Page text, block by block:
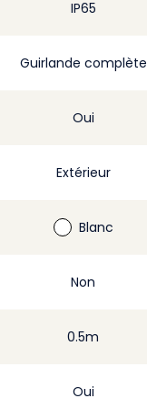
IP65
Guirlande complète
Oui
Extérieur
Blanc
Non
0.5m
Oui